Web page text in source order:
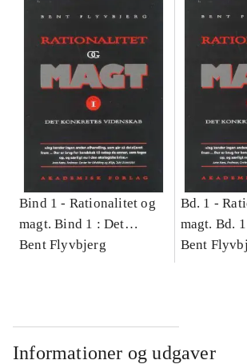
Bind 1 - Rationalitet og
magt. Bind 1 : Det
konkretes videnskab
Bent Flyvbjerg
Bd. 1 -
magt. Bd.
konkretes
Bent
Informationer og udgaver